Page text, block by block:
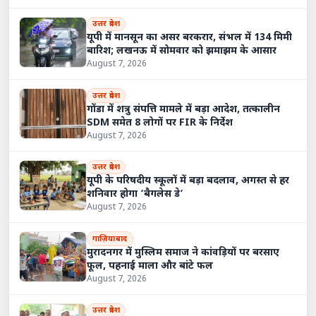
उत्तर प्रदेश
यूपी में मानसून का असर बरकरार, संभल में 134 मिमी
बारिश; लखनऊ में सोमवार को झमाझम के आसार
August 7, 2026
उत्तर प्रदेश
गोंडा में शत्रु संपत्ति मामले में बड़ा आदेश, तत्कालीन
SDM समेत 8 लोगों पर FIR के निर्देश
August 7, 2026
उत्तर प्रदेश
यूपी के परिषदीय स्कूलों में बड़ा बदलाव, अगस्त से हर
शनिवार होगा ‘बैगलेस डे’
August 7, 2026
गाज़ियाबाद
मुरादनगर में मुस्लिम समाज ने कांवड़ियों पर बरसाए
फूल, पहनाई माला और बांटे फल
August 7, 2026
उत्तर प्रदेश